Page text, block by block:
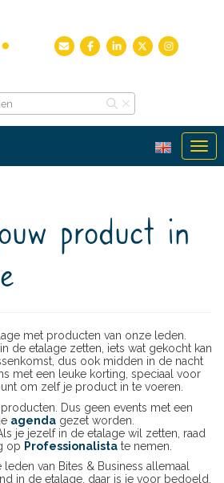
product in
met producten van onze leden.
de etalage zetten, iets wat gekocht kan
dus ook midden in de nacht
met een leuke korting, speciaal voor
om zelf je product in te voeren.
Dus geen events met een
agenda gezet worden.
je jezelf in de etalage wil zetten, raad
op Professionalista te nemen.
van Bites & Business allemaal
in de etalage, daar is ie voor bedoeld.